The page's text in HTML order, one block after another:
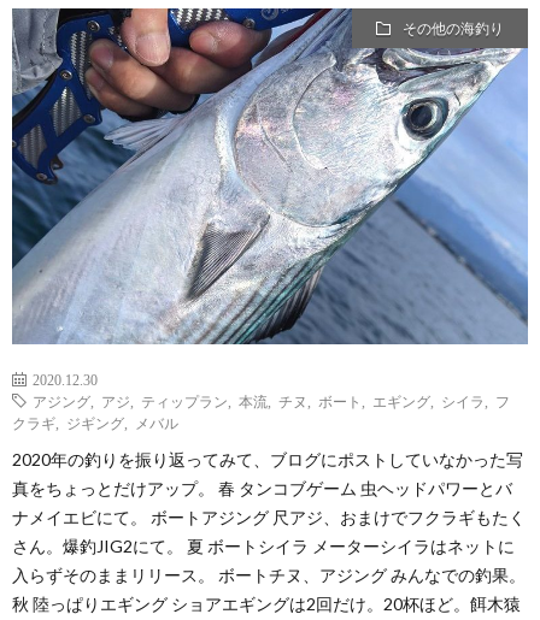
その他の海釣り
2020.12.30
アジング
アジ ティップラン 本流 チヌ ボート エギング シイラ
フ
クラギ
ジギング メバル
2020年の釣りを振り返ってみて、ブログにポストしていなかった写
真をちょっとだけアップ。 春 タンコブゲーム 虫ヘッドパワーとバ
ナメイエビにて。 ボートアジング 尺アジ、おまけでフクラギもたく
さん。爆釣JIG2にて。 夏 ボートシイラ メーターシイラはネットに
入らずそのままリリース。 ボートチヌ、アジング みんなでの釣果。
秋 陸っぱりエギング ショアエギングは2回だけ。20杯ほど。餌木猿